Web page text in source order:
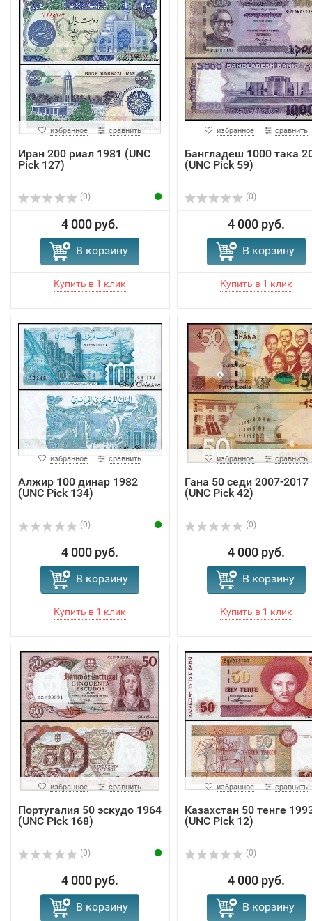
избранное сравнить
Иран 200 риал 1981 (UNC
Pick 127)
(0)
4 000 руб.
В корзину
избранное сравнить
Бангладеш 1000 така
(UNC Pick 59)
(0)
4 000 руб.
В корзину
избранное сравнить
Алжир 100 динар 1982
(UNC Pick 134)
(0)
4 000 руб.
В корзину
избранное сравнить
Гана 50 седи 2007-2017
(UNC Pick 42)
(0)
4 000 руб.
В корзину
избранное сравнить
Португалия 50 эскудо 1964
(UNC Pick 168)
(0)
4 000 руб.
В корзину
избранное сравнить
Казахстан 50 тенге
(UNC Pick 12)
(0)
4 000 руб.
В корзину